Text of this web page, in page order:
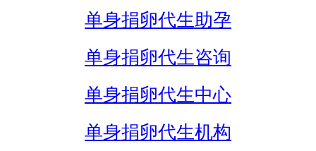
单身捐卵代生助孕
单身捐卵代生咨询
单身捐卵代生中心
单身捐卵代生机构